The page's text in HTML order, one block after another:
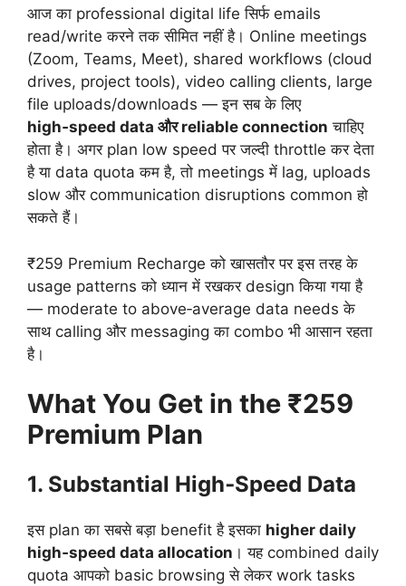
आज का professional digital life सिर्फ emails
read/write करने तक सीमित नहीं है। Online meetings
(Zoom, Teams, Meet), shared workflows (cloud
drives, project tools), video calling clients, large
file uploads/downloads — इन सब के लिए
high‑speed data और reliable connection चाहिए
होता है। अगर plan low speed पर जल्दी throttle कर देता
है या data quota कम है, तो meetings में lag, uploads
slow और communication disruptions common हो
सकते हैं।
₹259 Premium Recharge को खासतौर पर इस तरह के
usage patterns को ध्यान में रखकर design किया गया है
— moderate to above‑average data needs के
साथ calling और messaging का combo भी आसान रहता
है।
What You Get in the ₹259
Premium Plan
1. Substantial High‑Speed Data
इस plan का सबसे बड़ा benefit है इसका higher daily
high‑speed data allocation । यह combined daily
quota आपको basic browsing से लेकर work tasks